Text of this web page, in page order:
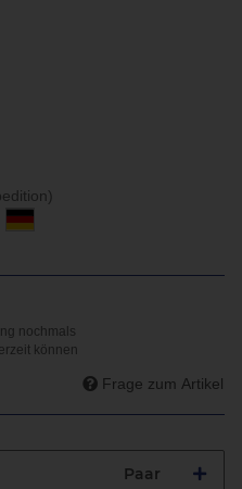
Frage zum Artikel
Paar